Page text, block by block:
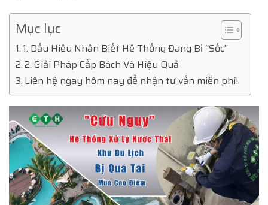
Mục lục
1. Dấu Hiệu Nhận Biết Hệ Thống Đang Bị “Sốc”
2. Giải Pháp Cấp Bách Và Hiệu Quả
Liên hệ ngay hôm nay để nhận tư vấn miễn phí!